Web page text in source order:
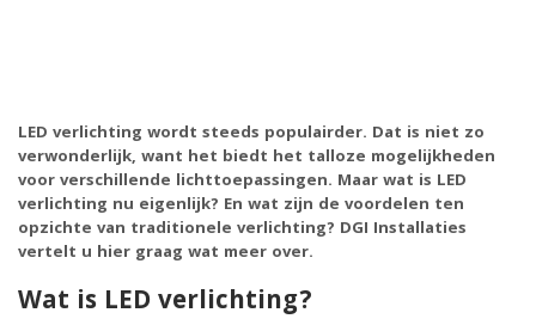
LED verlichting wordt steeds populairder. Dat is niet zo
verwonderlijk, want het biedt het talloze mogelijkheden
voor verschillende lichttoepassingen. Maar wat is LED
verlichting nu eigenlijk? En wat zijn de voordelen ten
opzichte van traditionele verlichting? DGI Installaties
vertelt u hier graag wat meer over.
Wat is LED verlichting?